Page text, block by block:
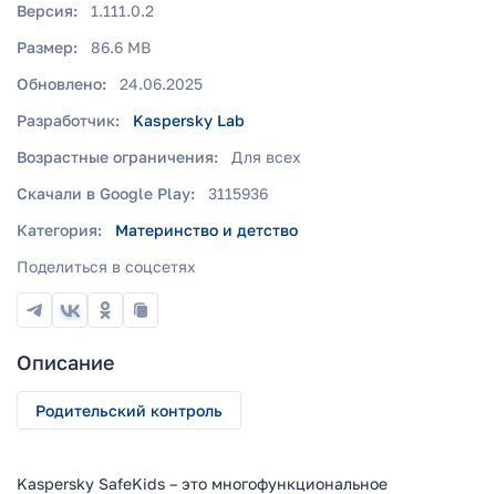
Версия:
1.111.0.2
Размер:
86.6 MB
Обновлено:
24.06.2025
Разработчик:
Kaspersky Lab
Возрастные ограничения:
Для всех
Скачали в Google Play:
3115936
Категория:
Материнство и детство
Поделиться в соцсетях
Описание
Родительский контроль
Kaspersky SafeKids – это многофункциональное